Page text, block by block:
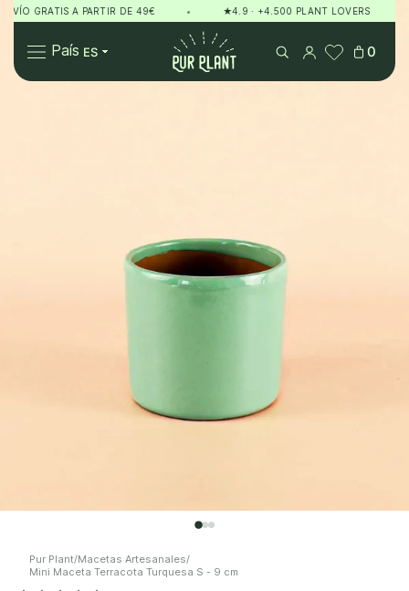
GRATIS A PARTIR DE 49€ ★4.9 · +4.500 PLANT LOVERS
País
Pur Plant
0
Pur Plant/Macetas Artesanales/
Mini Maceta Terracota Turquesa S - 9 cm